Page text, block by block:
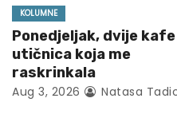
KOLUMNE
Ponedjeljak, dvije
utičnica koja me
raskrinkala
Aug 3, 2026 Natasa